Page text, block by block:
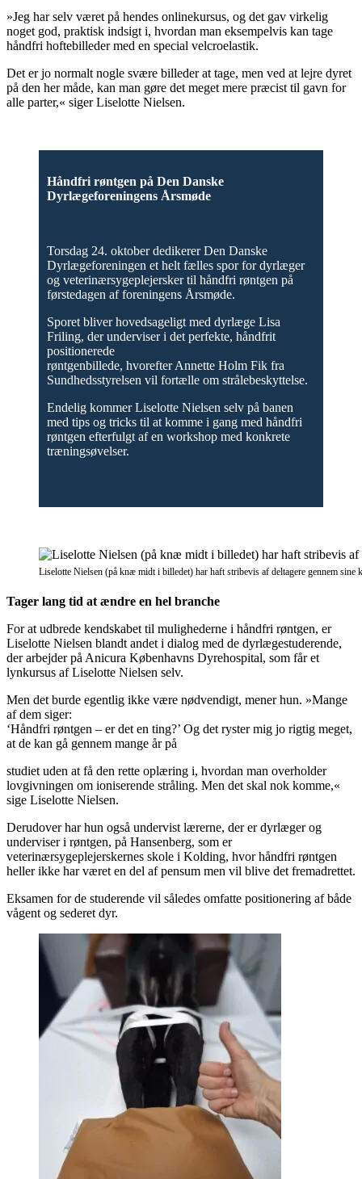
»Jeg har selv været på hendes onlinekursus, og det gav virkelig
noget god, praktisk indsigt i, hvordan man eksempelvis kan tage
håndfri hoftebilleder med en special velcroelastik.
Det er jo normalt nogle svære billeder at tage, men ved at lejre dyret
på den her måde, kan man gøre det meget mere præcist til gavn for
alle parter,« siger Liselotte Nielsen.
Håndfri røntgen på Den Danske
Dyrlægeforeningens Årsmøde
Torsdag 24. oktober dedikerer Den Danske
Dyrlægeforeningen et helt fælles spor for dyrlæger
og veterinærsygeplejersker til håndfri røntgen på
førstedagen af foreningens Årsmøde.
Sporet bliver hovedsageligt med dyrlæge Lisa
Friling, der underviser i det perfekte, håndfrit
positionerede
røntgenbillede, hvorefter Annette Holm Fik fra
Sundhedsstyrelsen vil fortælle om strålebeskyttelse.
Endelig kommer Liselotte Nielsen selv på banen
med tips og tricks til at komme i gang med håndfri
røntgen efterfulgt af en workshop med konkrete
træningsøvelser.
Liselotte Nielsen (på knæ midt i billedet) har haft stribevis af deltagere gennem sine
Tager lang tid at ændre en hel branche
For at udbrede kendskabet til mulighederne i håndfri røntgen, er
Liselotte Nielsen blandt andet i dialog med de dyrlægestuderende,
der arbejder på Anicura Københavns Dyrehospital, som får et
lynkursus af Liselotte Nielsen selv.
Men det burde egentlig ikke være nødvendigt, mener hun. »Mange
af dem siger:
‘Håndfri røntgen – er det en ting?’ Og det ryster mig jo rigtig meget,
at de kan gå gennem mange år på
studiet uden at få den rette oplæring i, hvordan man overholder
lovgivningen om ioniserende stråling. Men det skal nok komme,«
sige Liselotte Nielsen.
Derudover har hun også undervist lærerne, der er dyrlæger og
underviser i røntgen, på Hansenberg, som er
veterinærsygeplejerskernes skole i Kolding, hvor håndfri røntgen
heller ikke har været en del af pensum men vil blive det fremadrettet.
Eksamen for de studerende vil således omfatte positionering af både
vågent og sederet dyr.